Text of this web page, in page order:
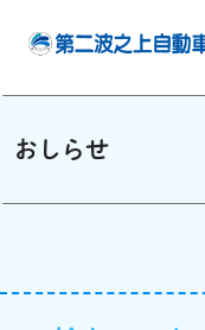
おしらせ